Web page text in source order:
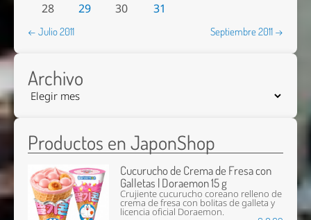
28
29 30 31
← Julio 2011 Septiembre 2011 →
Archivo
Productos en JaponShop
Cucurucho de Crema de Fresa con
Galletas | Doraemon 15 g
Crujiente cucurucho coreano relleno de
crema de fresa con bolitas de galleta y
licencia oficial Doraemon.